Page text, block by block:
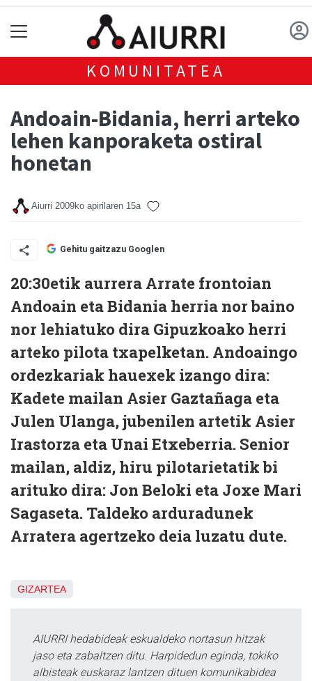
KOMUNITATEA
Andoain-Bidania, herri arteko
lehen kanporaketa ostiral
honetan
Aiurri 2009ko apirilaren 15a
Gehitu gaitzazu Googlen
20:30etik aurrera Arrate frontoian
Andoain eta Bidania herria nor baino
nor lehiatuko dira Gipuzkoako herri
arteko pilota txapelketan. Andoaingo
ordezkariak hauexek izango dira:
Kadete mailan Asier Gaztañaga eta
Julen Ulanga, jubenilen artetik Asier
Irastorza eta Unai Etxeberria. Senior
mailan, aldiz, hiru pilotarietatik bi
arituko dira: Jon Beloki eta Joxe Mari
Sagaseta. Taldeko arduradunek
Arratera agertzeko deia luzatu dute.
GIZARTEA
AIURRI hedabideak eskualdeko nortasun hitzak
jaso eta zabaltzen ditu. Harpidedun eginda, tokiko
albisteak euskaraz lantzen dituen komunikabidea